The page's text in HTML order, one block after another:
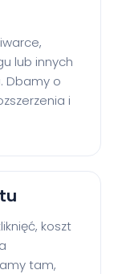
lub innych
Dbamy o
i
koszt
tam,